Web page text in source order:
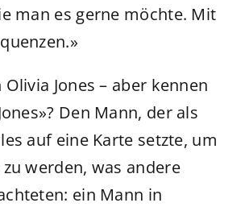
man es gerne möchte. Mit
Jones – aber kennen
Den Mann, der als
auf eine Karte setzte, um
werden, was andere
ein Mann in